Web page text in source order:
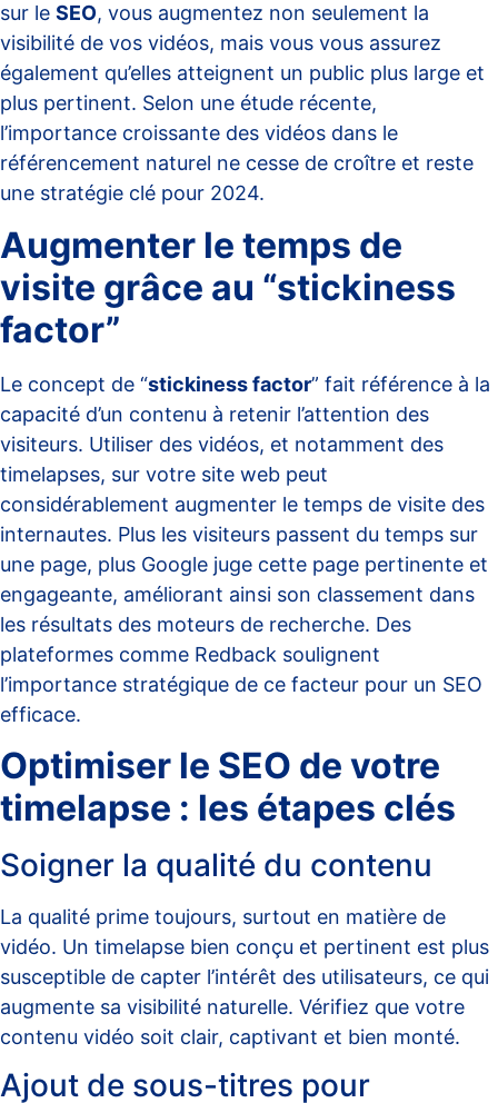
sur le SEO, vous augmentez non seulement la
visibilité de vos vidéos, mais vous vous assurez
également qu’elles atteignent un public plus large et
plus pertinent. Selon une étude récente,
l’importance croissante des vidéos dans le
référencement naturel ne cesse de croître et reste
une stratégie clé pour 2024.
Augmenter le temps de
visite grâce au “stickiness
factor”
Le concept de “stickiness factor” fait référence à la
capacité d’un contenu à retenir l’attention des
visiteurs. Utiliser des vidéos, et notamment des
timelapses, sur votre site web peut
considérablement augmenter le temps de visite des
internautes. Plus les visiteurs passent du temps sur
une page, plus Google juge cette page pertinente et
engageante, améliorant ainsi son classement dans
les résultats des moteurs de recherche. Des
plateformes comme Redback soulignent
l’importance stratégique de ce facteur pour un SEO
efficace.
Optimiser le SEO de votre
timelapse : les étapes clés
Soigner la qualité du contenu
La qualité prime toujours, surtout en matière de
vidéo. Un timelapse bien conçu et pertinent est plus
susceptible de capter l’intérêt des utilisateurs, ce qui
augmente sa visibilité naturelle. Vérifiez que votre
contenu vidéo soit clair, captivant et bien monté.
Ajout de sous-titres pour